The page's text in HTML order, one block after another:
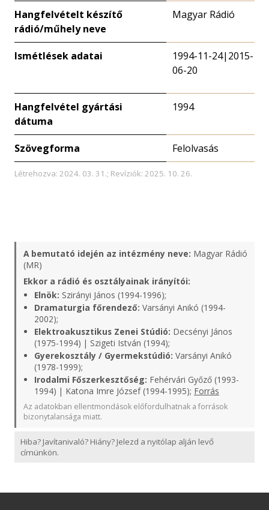
Hangfelvételt készítő
rádió/műhely neve
Magyar Rádió
Ismétlések adatai
1994-11-24|2015-
06-20
Hangfelvétel gyártási
dátuma
1994
Szövegforma Felolvasás
Létrehozva: 2024. 03. 31.; Revíziók: 2025. 10. 26.
A bemutató idején az intézmény neve: Magyar Rádió
(MR)
Ekkor a rádió és osztályainak irányítói:
Elnök: Szirányi János (1994-1996);
Dramaturgia főrendező: Varsányi Anikó (1994-
2002);
Elektroakusztikus Zenei Stúdió: Decsényi János
(1975-1994) | Szigeti István (1994);
Gyerekosztály / Gyermekstúdió: Varsányi Anikó
(1978-1999);
Irodalmi Főszerkesztőség: Fehérvári Győző (1993-
1994) | Katona Imre József (1994-1995); Forrás
Az adatokban ellentmondások előfordulhatnak a források
bizonytalansága miatt.
Hiba? Javítanivaló? Hiány? Jelezd a nyitólap alján levő
címünkön.